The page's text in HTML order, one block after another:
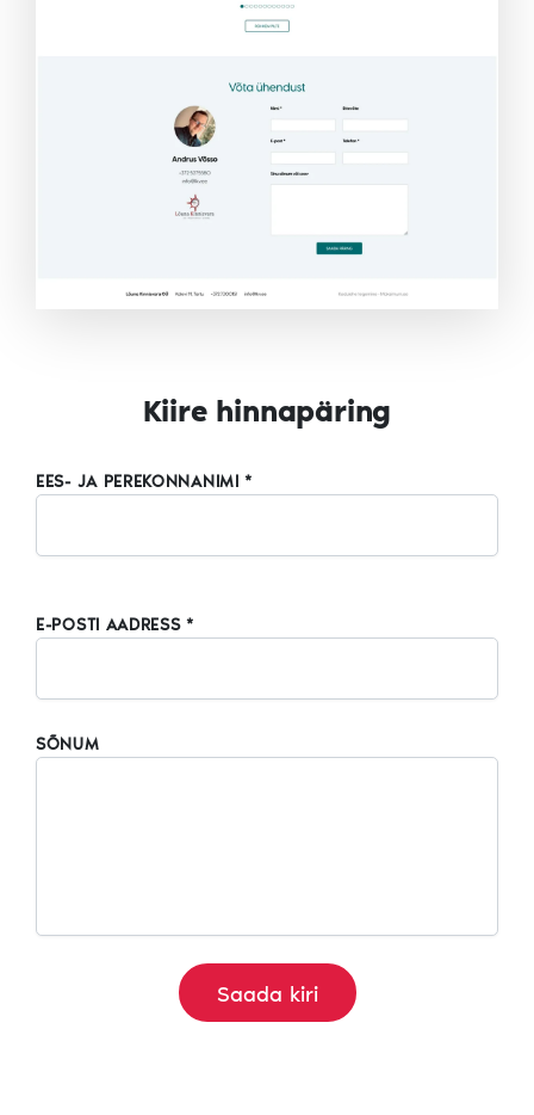
Kiire hinnapäring
EES- JA PEREKONNANIMI *
E-POSTI AADRESS *
SÕNUM